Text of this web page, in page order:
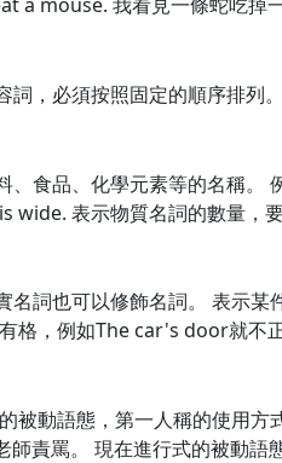
詞，必須按照固定的順序排
、食品、化學元素等的名稱
wide. 表示物質名詞的數量，
名詞也可以修飾名詞。 表示
格，例如The car's door就不
被動語態，第一人稱的使用
責罵。 現在進行式的被動語